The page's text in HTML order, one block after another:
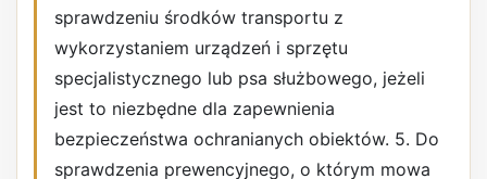
sprawdzeniu środków transportu z
wykorzystaniem urządzeń i sprzętu
specjalistycznego lub psa służbowego, jeżeli
jest to niezbędne dla zapewnienia
bezpieczeństwa ochranianych obiektów. 5. Do
sprawdzenia prewencyjnego, o którym mowa